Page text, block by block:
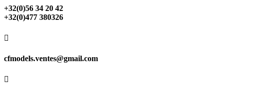
+32(0)56 34 20 42
+32(0)477 380326

cfmodels.ventes@gmail.com
